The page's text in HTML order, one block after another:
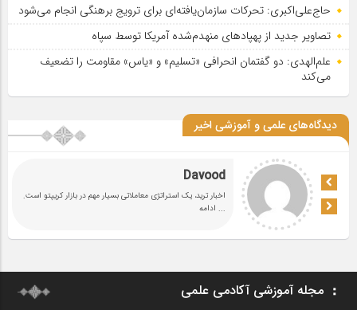
حاج‌علی‌اکبری: تحرکات سازمان‌یافته‌ای برای ترویج برهنگی انجام می‌شود
تصاویر جدید از پهپادهای منهدم‌شده آمریکا توسط سپاه
علم‌الهدی: دو گفتمان انحرافی «تسلیم» و «یاس» مقاومت را تضعیف
می‌کند
دیدگاه‌های علمی و آموزشی اخیر
Davood
اخبار ترید، یک استراتژی معاملاتی بسیار مهم در بازار کریپتو است.
... ادامه
مجله آموزشی آکادمی علمی